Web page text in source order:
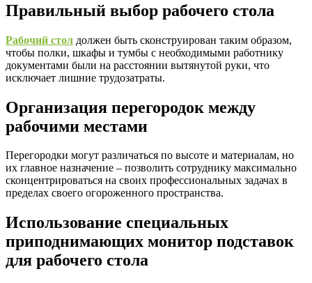
Правильный выбор рабочего стола
Рабочий стол должен быть сконструирован таким образом,
чтобы полки, шкафы и тумбы с необходимыми работнику
документами были на расстоянии вытянутой руки, что
исключает лишние трудозатраты.
Организация перегородок между
рабочими местами
Перегородки могут различаться по высоте и материалам, но
их главное назначение – позволить сотруднику максимально
сконцентрироваться на своих профессиональных задачах в
пределах своего огороженного пространства.
Использование специальных
приподнимающих монитор подставок
для рабочего стола